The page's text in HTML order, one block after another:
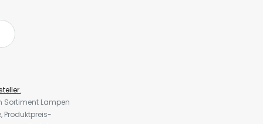
Sortiment Lampen
Produktpreis-